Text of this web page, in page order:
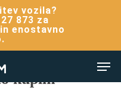
vozila?
873 za
enostavno
kupim